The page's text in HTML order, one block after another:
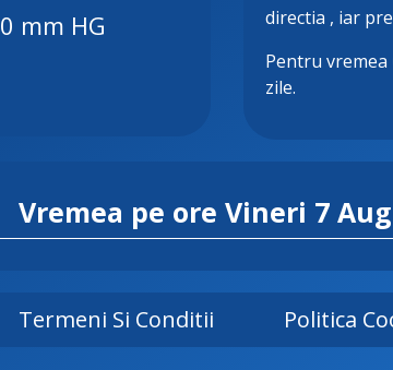
0 mm HG
directia , iar
Pentru vremea
zile.
Vremea pe ore Vineri 7
Termeni Si Conditii Politica